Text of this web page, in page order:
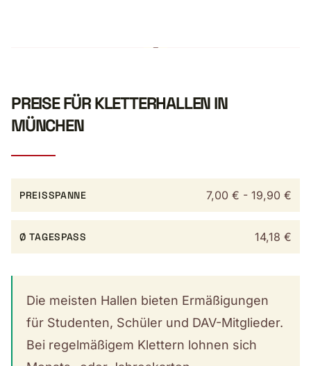
PREISE FÜR KLETTERHALLEN IN
MÜNCHEN
PREISSPANNE 7,00 € - 19,90 €
Ø TAGESPASS 14,18 €
Die meisten Hallen bieten Ermäßigungen
für Studenten, Schüler und DAV-Mitglieder.
Bei regelmäßigem Klettern lohnen sich